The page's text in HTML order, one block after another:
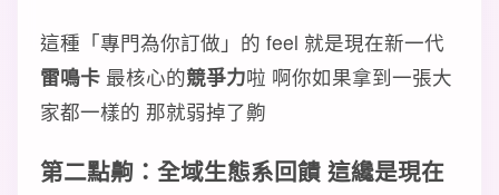
這種「專門為你訂做」的 feel 就是現在新一代
雷鳴卡 最核心的競爭力啦 啊你如果拿到一張大
家都一樣的 那就弱掉了齁
第二點齁：全域生態系回饋 這纔是現在